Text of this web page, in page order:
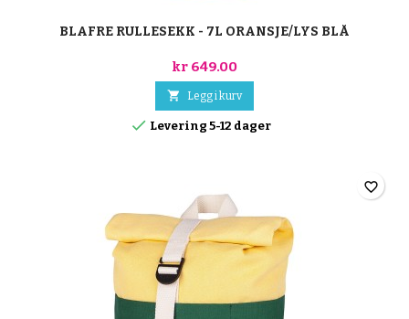
BLAFRE RULLESEKK - 7L ORANSJE/LYS BLÅ
kr 649.00
 Legg i kurv
 Levering 5-12 dager
favorite_border